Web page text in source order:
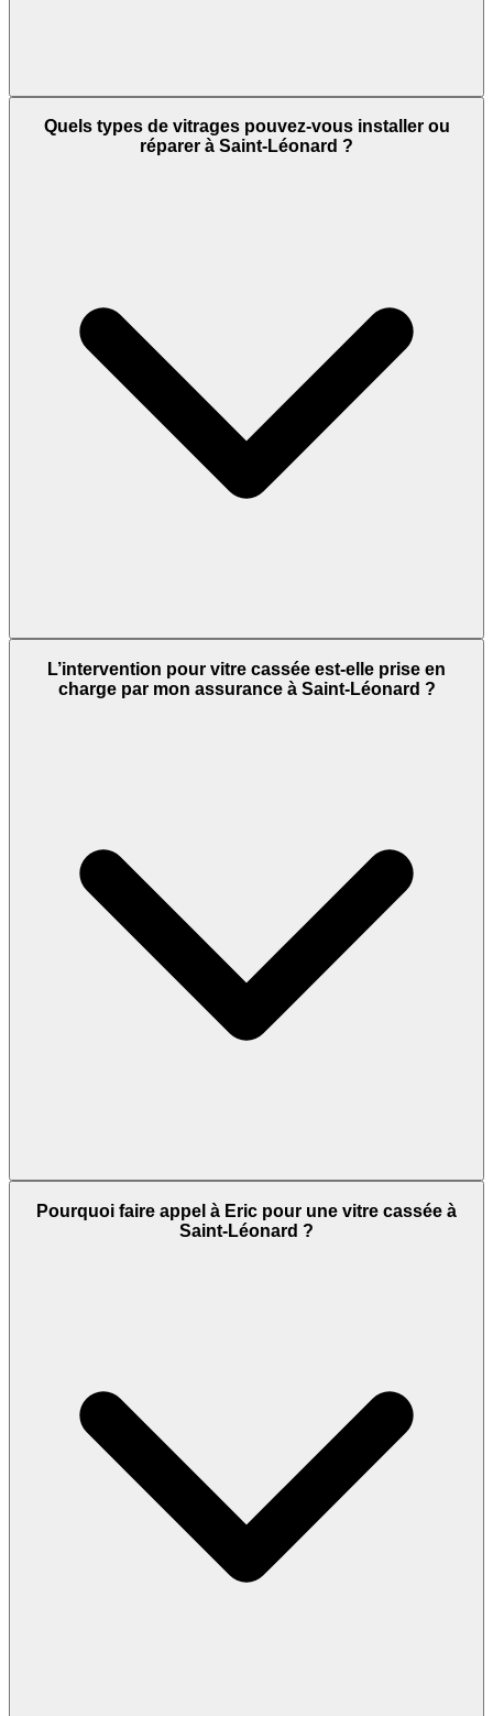
Quels types de vitrages pouvez-vous installer ou
réparer à Saint-Léonard ?
L’intervention pour vitre cassée est-elle prise en
charge par mon assurance à Saint-Léonard ?
Pourquoi faire appel à Eric pour une vitre cassée à
Saint-Léonard ?